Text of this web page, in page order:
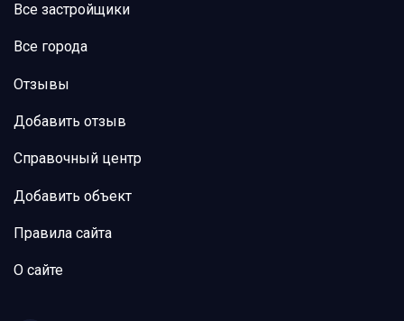
Все застройщики
Все города
Отзывы
Добавить отзыв
Справочный центр
Добавить объект
Правила сайта
О сайте